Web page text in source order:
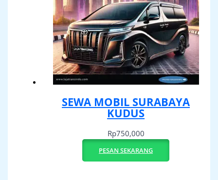
SEWA MOBIL SURABAYA
KUDUS
Rp750,000
PESAN SEKARANG